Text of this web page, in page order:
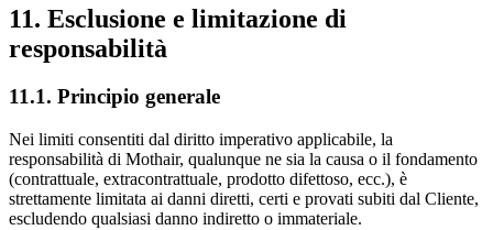
11. Esclusione e limitazione di
responsabilità
11.1. Principio generale
Nei limiti consentiti dal diritto imperativo applicabile, la
responsabilità di Mothair, qualunque ne sia la causa o il fondamento
(contrattuale, extracontrattuale, prodotto difettoso, ecc.), è
strettamente limitata ai danni diretti, certi e provati subiti dal Cliente,
escludendo qualsiasi danno indiretto o immateriale.